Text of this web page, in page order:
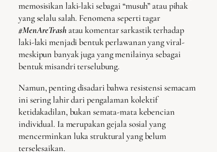
memosisikan laki-laki sebagai “musuh” atau pihak
yang selalu salah. Fenomena seperti tagar
#MenAreTrash atau komentar sarkastik terhadap
laki-laki menjadi bentuk perlawanan yang viral-
meskipun banyak juga yang menilainya sebagai
bentuk misandri terselubung.
Namun, penting disadari bahwa resistensi semacam
ini sering lahir dari pengalaman kolektif
ketidakadilan, bukan semata-mata kebencian
individual. Ia merupakan gejala sosial yang
mencerminkan luka struktural yang belum
terselesaikan.